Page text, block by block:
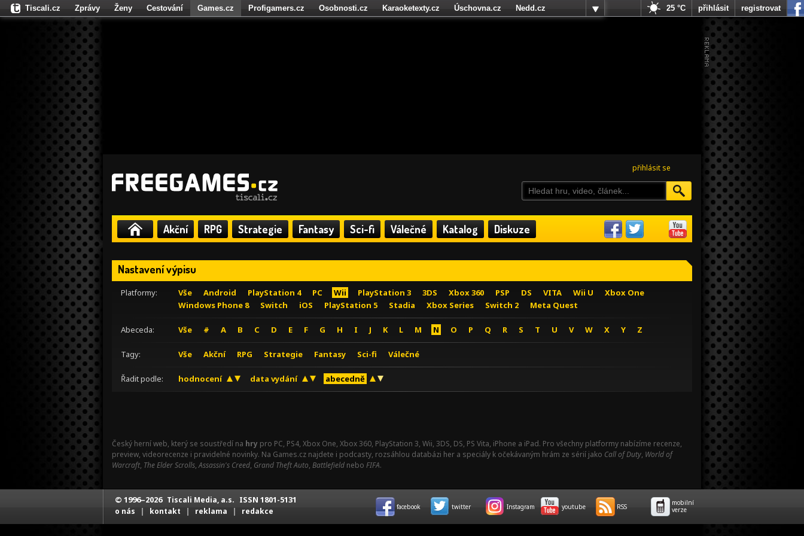
přihlásit se
Akční RPG Strategie Fantasy Sci-fi Válečné Katalog Diskuze
Nastavení výpisu
Platformy: Vše Android PlayStation 4 PC Wii PlayStation 3 3DS Xbox 360 PSP DS VITA Wii U
Xbox One
Windows Phone 8
Switch iOS PlayStation 5 Stadia Xbox Series Switch 2 Meta Quest
Abeceda: Vše # A B C D E F G H I J K L M N O P Q R S T U V W X Y Z
Tagy: Vše Akční RPG Strategie Fantasy Sci-fi Válečné
Řadit podle: hodnocení data vydání abecedně
Český herní web, který se soustředí na hry pro PC, PS4, Xbox One, Xbox 360, PlayStation 3, Wii, 3DS, DS, PS Vita, iPhone a iPad. Pro všechny platformy nabízíme recenze,
preview, videorecenze i pravidelné novinky. Na Games.cz najdete i podcasty, rozsáhlou databázi her a speciály k očekávaným hrám ze sérií jako Call of Duty, World of
Warcraft, The Elder Scrolls,Assassin's Creed, Grand Theft Auto, Battlefield nebo FIFA.
Tiscali.cz Zprávy Ženy Cestování Games.cz Profigamers.cz Osobnosti.cz Karaoketexty.cz Úschovna.cz
Nedd.cz
Fights.cz
25 °C přihlásit registrovat
© 1996–2026 Tiscali Media, a.s. ISSN 1801-5131
o nás | kontakt | reklama | redakce facebook twitter Instagram youtube RSS
mobilní
verze